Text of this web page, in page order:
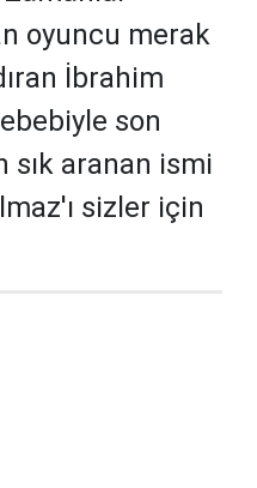
oyuncu merak
İbrahim
son
sık aranan ismi
sizler için